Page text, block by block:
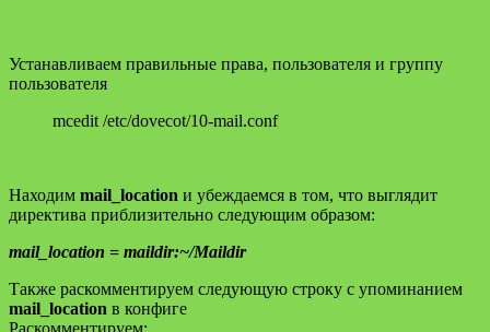
Устанавливаем правильные права, пользователя и группу
пользователя
mcedit /etc/dovecot/10-mail.conf
Находим mail_location и убеждаемся в том, что выглядит
директива приблизительно следующим образом:
mail_location = maildir:~/Maildir
Также раскомментируем следующую строку с упоминанием
mail_location в конфиге
Раскомментируем: